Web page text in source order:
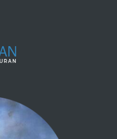
dan anjuran